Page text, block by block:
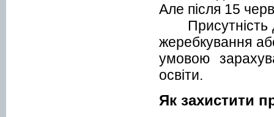
Але після 15
жеребкування
умовою
освіти.
Як захистити